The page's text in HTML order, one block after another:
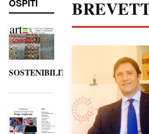
OSPITI
SOSTENIBILITÀ